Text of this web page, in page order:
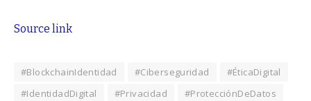
Source link
#BlockchainIdentidad #Ciberseguridad
#ÉticaDigital
#IdentidadDigital
#Privacidad #ProtecciónDeDatos